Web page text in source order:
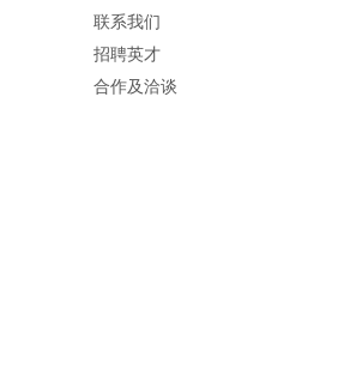
联系我们
招聘英才
合作及洽谈